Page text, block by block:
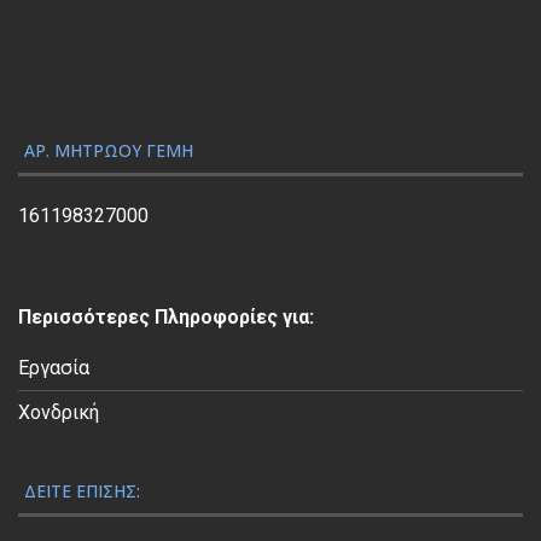
ς
Β
ί
ο
ΑΡ. ΜΗΤΡΏΟΥ ΓΕΜΗ
161198327000
Περισσότερες Πληροφορίες για:
Εργασία
Χονδρική
ΔΕΊΤΕ ΕΠΊΣΗΣ: